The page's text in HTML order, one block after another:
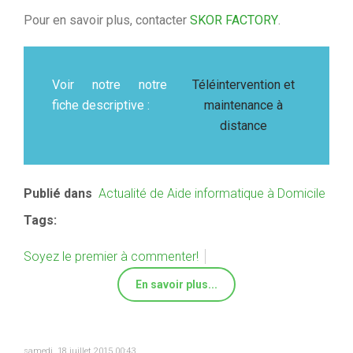
Pour en savoir plus, contacter SKOR FACTORY.
Voir notre notre
fiche descriptive :
Téléintervention et
maintenance à
distance
Publié dans Actualité de Aide informatique à Domicile
Tags:
Soyez le premier à commenter!
En savoir plus...